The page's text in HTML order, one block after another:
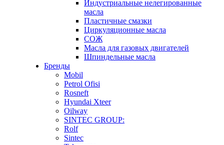
Индустриальные нелегированные
масла
Пластичные смазки
Циркуляционные масла
СОЖ
Масла для газовых двигателей
Шпиндельные масла
Бренды
Mobil
Petrol Ofisi
Rosneft
Hyundai Xteer
Oilway
SINTEC GROUP:
Rolf
Sintec